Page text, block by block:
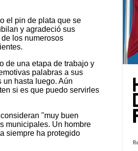
el pin de plata que se
y agradeció sus
los numerosos
de una etapa de trabajo y
palabras a sus
hasta luego. Aún
si es que puedo servirles
"muy buen
municipales. Un hombre
siempre ha protegido